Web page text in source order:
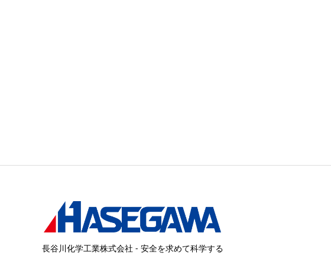
長谷川化学工業株式会社 - 安全を求めて科学する